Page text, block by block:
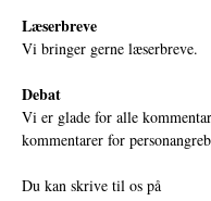
Læserbreve
Vi bringer gerne læserbreve.
Debat
Vi er glade for alle
kommentarer for
Du kan skrive til os på